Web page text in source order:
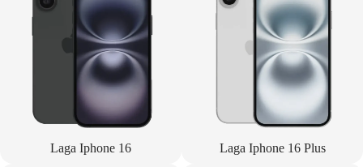
Laga Iphone 16 Laga Iphone 16 Plus